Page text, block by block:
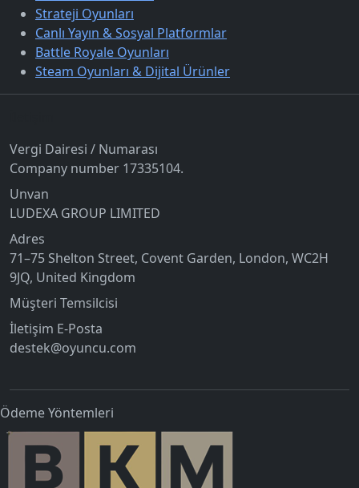
Strateji Oyunları
Canlı Yayın & Sosyal Platformlar
Battle Royale Oyunları
Steam Oyunları & Dijital Ürünler
Vergi Dairesi / Numarası
Company number 17335104.
Unvan
LUDEXA GROUP LIMITED
Adres
71–75 Shelton Street, Covent Garden, London, WC2H
9JQ, United Kingdom
Müşteri Temsilcisi
İletişim E-Posta
destek@oyuncu.com
Ödeme Yöntemleri